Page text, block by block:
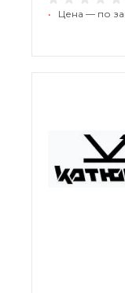
• Цена — по